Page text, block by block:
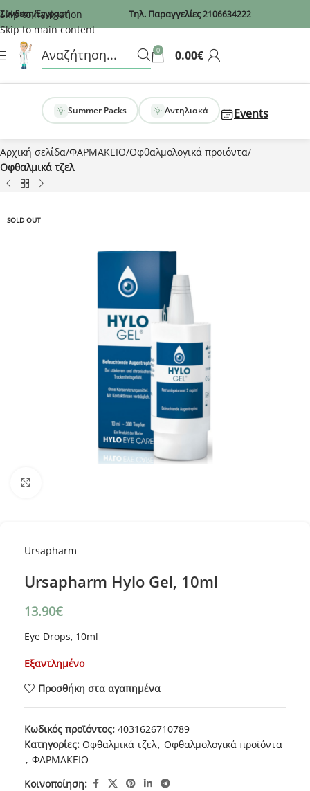
Recaptcha
Skip to navigation
Skip to main content
Σύνδεση/Εγγραφή Τηλ. Παραγγελίες2106634222
0 0.00€
Summer Packs Αντηλιακά Events
Αρχική σελίδα ΦΑΡΜΑΚΕΙΟ Οφθαλμολογικά προϊόντα
Οφθαλμικά τζελ
SOLD OUT
Ursapharm
Ursapharm Hylo Gel, 10ml
13.90€
Eye Drops, 10ml
Εξαντλημένο
Προσθήκη στα αγαπημένα
Κωδικός προϊόντος: 4031626710789
Κατηγορίες: Οφθαλμικά τζελ, Οφθαλμολογικά προϊόντα
, ΦΑΡΜΑΚΕΙΟ
Κοινοποίηση: